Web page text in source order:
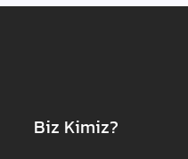
Biz Kimiz?